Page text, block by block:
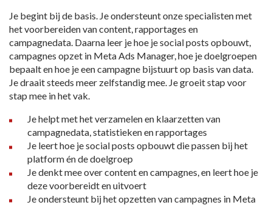
Je begint bij de basis. Je ondersteunt onze specialisten met
het voorbereiden van content, rapportages en
campagnedata. Daarna leer je hoe je social posts opbouwt,
campagnes opzet in Meta Ads Manager, hoe je doelgroepen
bepaalt en hoe je een campagne bijstuurt op basis van data.
Je draait steeds meer zelfstandig mee. Je groeit stap voor
stap mee in het vak.
Je helpt met het verzamelen en klaarzetten van
campagnedata, statistieken en rapportages
Je leert hoe je social posts opbouwt die passen bij het
platform én de doelgroep
Je denkt mee over content en campagnes, en leert hoe je
deze voorbereidt en uitvoert
Je ondersteunt bij het opzetten van campagnes in Meta